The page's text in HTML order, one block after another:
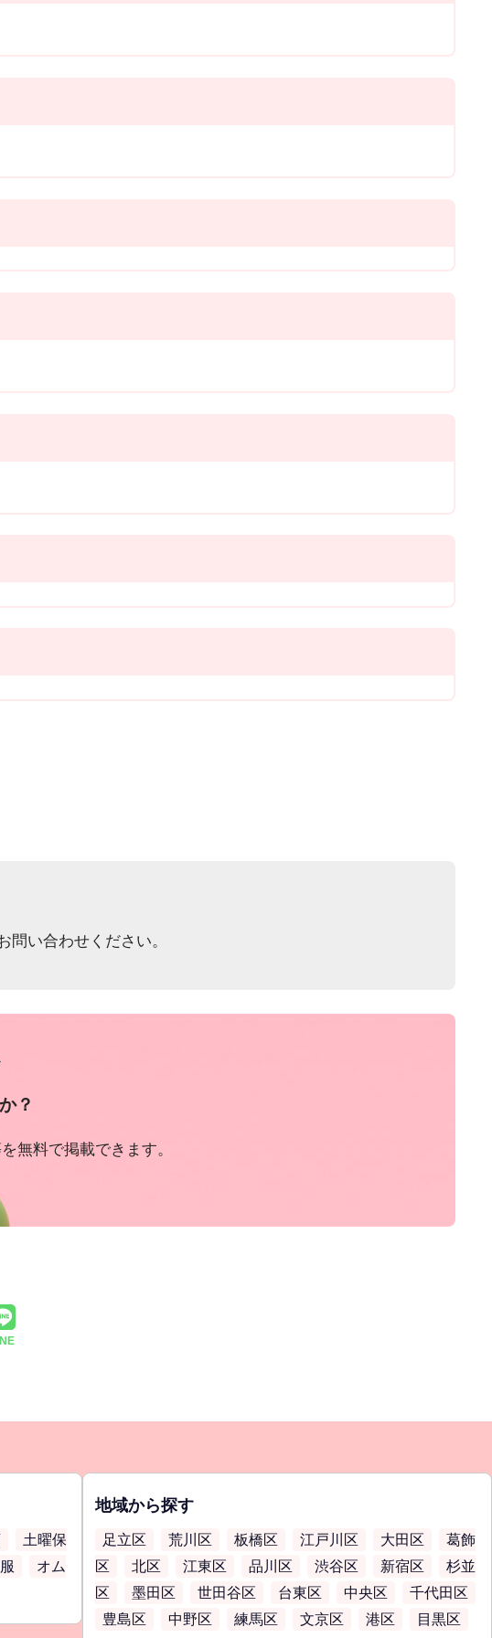
問い合わせください。
？
無料で掲載できます。
土曜保
オム
地域から探す
足立区 荒川区 板橋区 江戸川区 大田区
葛飾
区
北区 江東区 品川区 渋谷区 新宿区
杉並
区
墨田区 世田谷区 台東区 中央区
千代田区
豊島区
中野区 練馬区 文京区 港区 目黒区